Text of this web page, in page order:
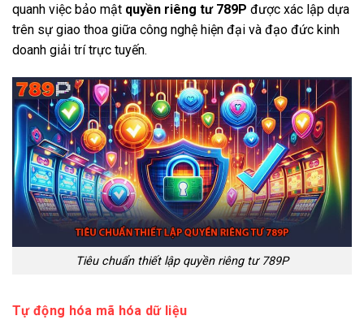
quanh việc bảo mật quyền riêng tư 789P được xác lập dựa
trên sự giao thoa giữa công nghệ hiện đại và đạo đức kinh
doanh giải trí trực tuyến.
Tiêu chuẩn thiết lập quyền riêng tư 789P
Tự động hóa mã hóa dữ liệu